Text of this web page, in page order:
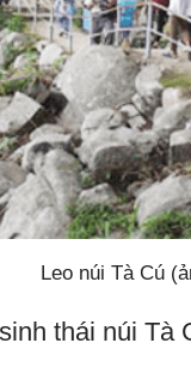
Leo núi Tà Cú
thái núi Tà